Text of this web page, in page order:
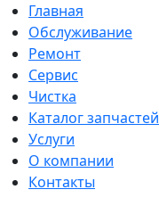
Главная
Обслуживание
Ремонт
Сервис
Чистка
Каталог запчастей
Услуги
О компании
Контакты